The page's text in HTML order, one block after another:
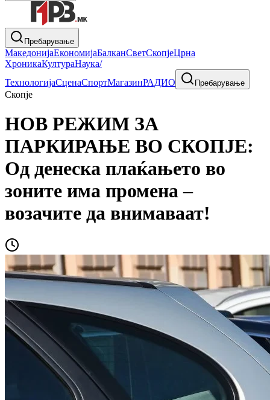
Пребарување
МакедонијаЕкономијаБалканСветСкопјеЦрна
ХроникаКултураНаука/
ТехнологијаСценаСпортМагазинРАДИО Пребарување
Скопје
НОВ РЕЖИМ ЗА
ПАРКИРАЊЕ ВО СКОПЈЕ:
Од денеска плаќањето во
зоните има промена –
возачите да внимаваат!